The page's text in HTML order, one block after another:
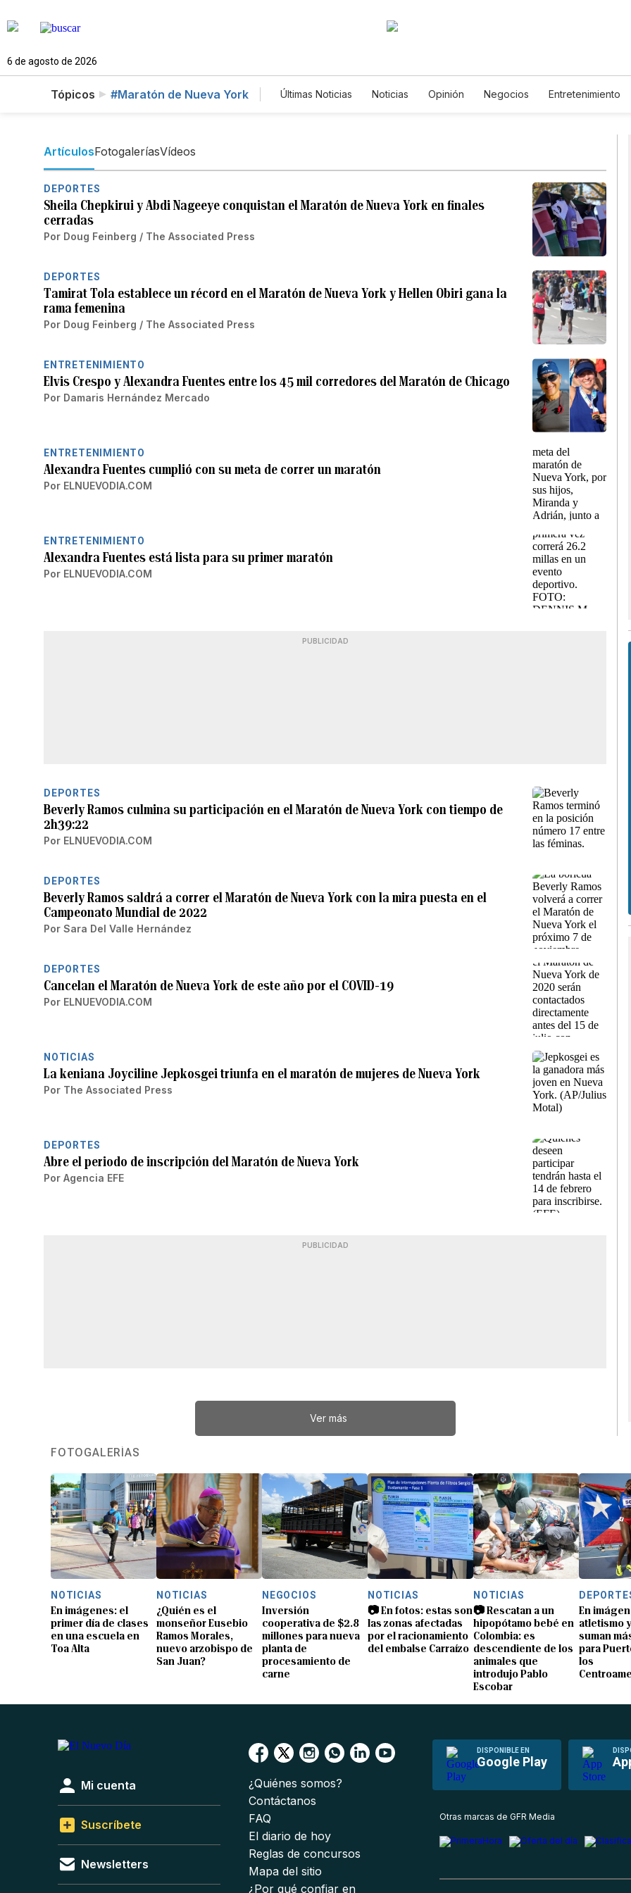
6 de agosto de 2026
Tópicos #Maratón de Nueva York Últimas Noticias Noticias Opinión Negocios Entretenimiento
ArtículosFotogaleríasVídeos
DEPORTES
Sheila Chepkirui y Abdi Nageeye conquistan el Maratón de Nueva York en finales
cerradas
Por Doug Feinberg / The Associated Press
DEPORTES
Tamirat Tola establece un récord en el Maratón de Nueva York y Hellen Obiri gana la
rama femenina
Por Doug Feinberg / The Associated Press
ENTRETENIMIENTO
Elvis Crespo y Alexandra Fuentes entre los 45 mil corredores del Maratón de Chicago
Por Damaris Hernández Mercado
ENTRETENIMIENTO
Alexandra Fuentes cumplió con su meta de correr un maratón
Por ELNUEVODIA.COM
ENTRETENIMIENTO
Alexandra Fuentes está lista para su primer maratón
Por ELNUEVODIA.COM
PUBLICIDAD
DEPORTES
Beverly Ramos culmina su participación en el Maratón de Nueva York con tiempo de
2h39:22
Por ELNUEVODIA.COM
DEPORTES
Beverly Ramos saldrá a correr el Maratón de Nueva York con la mira puesta en el
Campeonato Mundial de 2022
Por Sara Del Valle Hernández
DEPORTES
Cancelan el Maratón de Nueva York de este año por el COVID-19
Por ELNUEVODIA.COM
NOTICIAS
La keniana Joyciline Jepkosgei triunfa en el maratón de mujeres de Nueva York
Por The Associated Press
DEPORTES
Abre el periodo de inscripción del Maratón de Nueva York
Por Agencia EFE
PUBLICIDAD
Ver más
FOTOGALERÍAS
NOTICIAS
En imágenes: el
primer día de clases
en una escuela en
Toa Alta
NOTICIAS
¿Quién es el
monseñor Eusebio
Ramos Morales,
nuevo arzobispo de
San Juan?
NEGOCIOS
Inversión
cooperativa de $2.8
millones para nueva
planta de
procesamiento de
carne
NOTICIAS
📷 En fotos: estas son
las zonas afectadas
por el racionamiento
del embalse Carraízo
NOTICIAS
📷 Rescatan a un
hipopótamo bebé en
Colombia: es
descendiente de los
animales que
introdujo Pablo
Escobar
En
atletismo
suman
para
los
DISPONIBLE EN
Google Play
Mi cuenta
Suscríbete
Newsletters
¿Quiénes somos?
Contáctanos
FAQ
El diario de hoy
Reglas de concursos
Mapa del sitio
¿Por qué confiar en
Otras marcas de GFR Media